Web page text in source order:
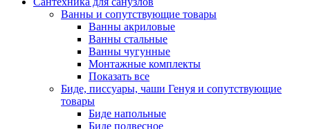
Ванны и сопутствующие товары
Ванны акриловые
Ванны стальные
Ванны чугунные
Монтажные комплекты
Показать все
Биде, писсуары, чаши Генуя и сопутствующие
товары
Биде напольные
Биде подвесное